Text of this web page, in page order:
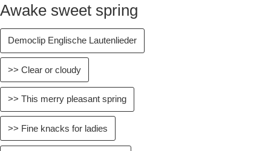
Awake sweet spring
Democlip Englische Lautenlieder
>> Clear or cloudy
>> This merry pleasant spring
>> Fine knacks for ladies